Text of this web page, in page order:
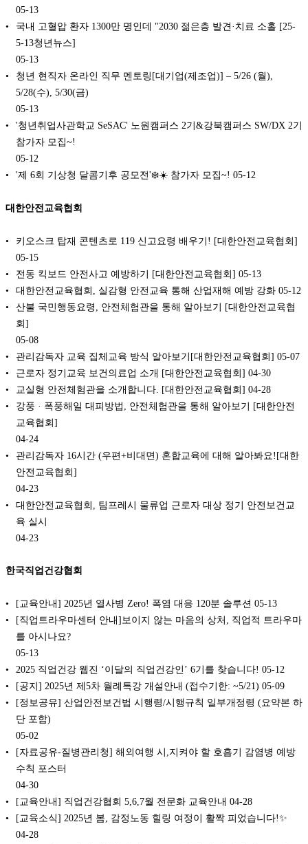
05-13
국내 고혈압 환자 1300만 명인데 "2030 젊은층 발견·치료 소홀 [25-
5-13청년뉴스]
05-13
청년 현직자 온라인 직무 멘토링[대기업(제조업)] – 5/26 (월),
5/28(수), 5/30(금)
05-13
'청년취업사관학교 SeSAC' 노원캠퍼스 2기&강북캠퍼스 SW/DX 2기
참가자 모집~!
05-12
'제 6회 기상청 달콤기후 공모전'❄️☀️ 참가자 모집~! 05-12
대한안전교육협회
키오스크 탑재 콘텐츠로 119 신고요령 배우기! [대한안전교육협회]
05-15
전동 킥보드 안전사고 예방하기 [대한안전교육협회] 05-13
대한안전교육협회, 실감형 안전교육 통해 산업재해 예방 강화 05-12
산불 국민행동요령, 안전체험관을 통해 알아보기 [대한안전교육협
회]
05-08
관리감독자 교육 집체교육 방식 알아보기[대한안전교육협회] 05-07
근로자 정기교육 보건의료업 소개 [대한안전교육협회] 04-30
교실형 안전체험관을 소개합니다. [대한안전교육협회] 04-28
강풍 · 폭풍해일 대피방법, 안전체험관을 통해 알아보기 [대한안전
교육협회]
04-24
관리감독자 16시간 (우편+비대면) 혼합교육에 대해 알아봐요![대한
안전교육협회]
04-23
대한안전교육협회, 팀프레시 물류업 근로자 대상 정기 안전보건교
육 실시
04-23
한국직업건강협회
[교육안내] 2025년 열사병 Zero! 폭염 대응 120분 솔루션 05-13
[직업트라우마센터 안내]보이지 않는 마음의 상처, 직업적 트라우마
를 아시나요?
05-13
2025 직업건강 웹진 ‘이달의 직업건강인’ 6기를 찾습니다! 05-12
[공지] 2025년 제5차 월례특강 개설안내 (접수기한: ~5/21) 05-09
[정보공유] 산업안전보건법 시행령/시행규칙 일부개정령 (요약본 하
단 포함)
05-02
[자료공유-질병관리청] 해외여행 시,지켜야 할 호흡기 감염병 예방
수칙 포스터
04-30
[교육안내] 직업건강협회 5,6,7월 전문화 교육안내 04-28
[교육소식] 2025년 봄, 감정노동 힐링 여정이 활짝 피었습니다!✨
04-28